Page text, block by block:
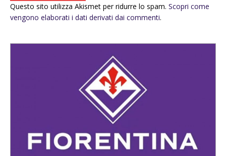
Questo sito utilizza Akismet per ridurre lo spam. Scopri come
vengono elaborati i dati derivati dai commenti.